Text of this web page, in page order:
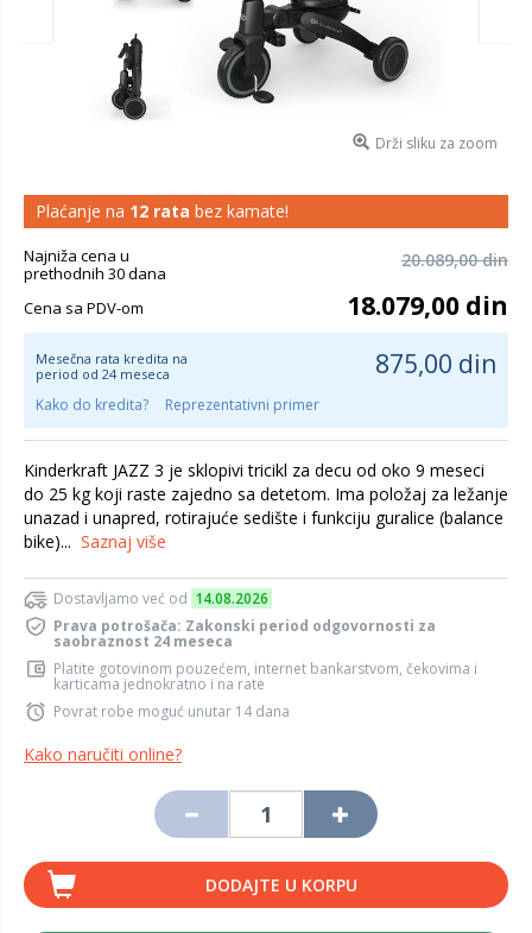
Drži sliku za zoom
Plaćanje na 12 rata bez kamate!
Najniža cena u
prethodnih 30 dana
20.089,00 din
Cena sa PDV-om 18.079,00 din
Mesečna rata kredita na
period od 24 meseca
875,00 din
Kako do kredita? Reprezentativni primer
Kinderkraft JAZZ 3 je sklopivi tricikl za decu od oko 9 meseci
do 25 kg koji raste zajedno sa detetom. Ima položaj za ležanje
unazad i unapred, rotirajuće sedište i funkciju guralice (balance
bike)... Saznaj više
Dostavljamo već od 14.08.2026
Prava potrošača: Zakonski period odgovornosti za
saobraznost 24 meseca
Platite gotovinom pouzećem, internet bankarstvom, čekovima i
karticama jednokratno i na rate
Povrat robe moguć unutar 14 dana
Kako naručiti online?
DODAJTE U KORPU